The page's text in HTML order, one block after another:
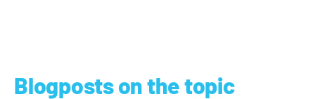
Blogposts on the topic